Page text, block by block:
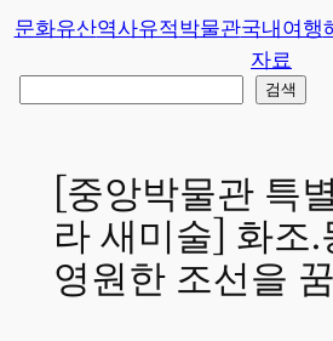
가
문화유산역사유적박물관국내여행
자료
검색
[중앙박물관 특
라 새미술] 화조.
영원한 조선을